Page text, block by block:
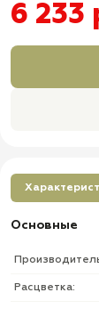
6 233
Основные
Расцветка: